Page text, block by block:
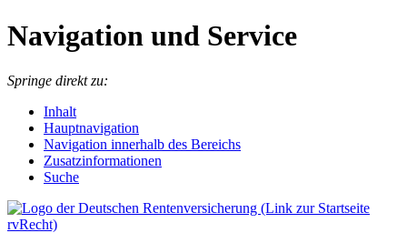
Navigation und Service
Springe direkt zu:
Inhalt
Hauptnavigation
Navigation innerhalb des Bereichs
Zusatzinformationen
Suche